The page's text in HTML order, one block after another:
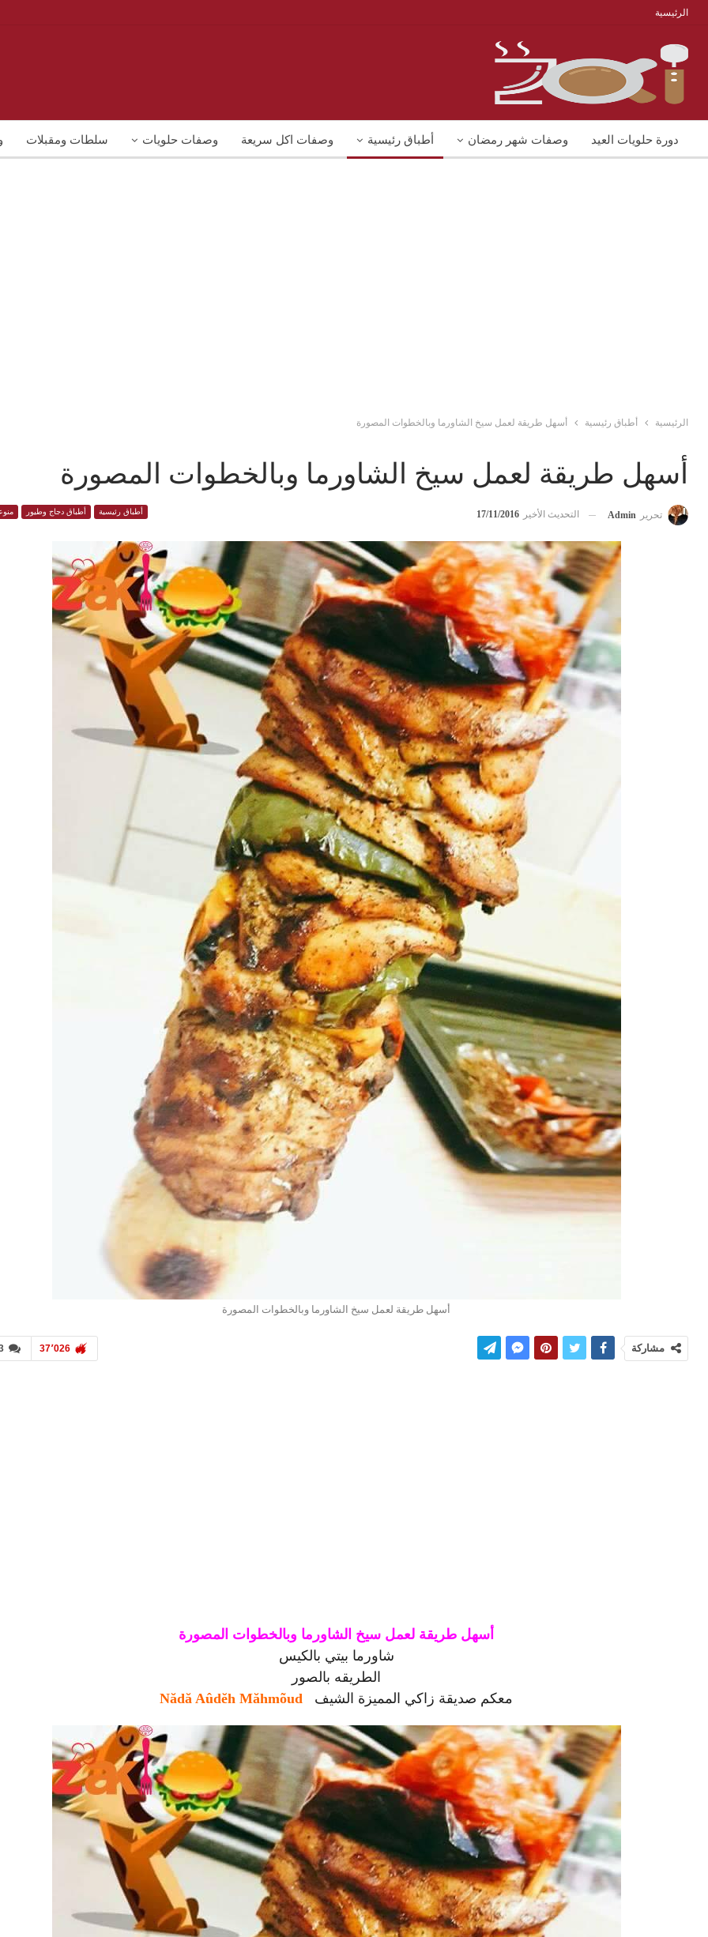
الرئيسية
دورة حلويات العيد وصفات شهر رمضان أطباق رئيسية وصفات اكل سريعة وصفات حلويات سلطات ومقبلات
الرئيسية أطباق رئيسية أسهل طريقة لعمل سيخ الشاورما وبالخطوات المصورة
أسهل طريقة لعمل سيخ الشاورما وبالخطوات المصورة
أطباق رئيسية أطباق دجاج وطيور تحرير Admin التحديث الأخير 17/11/2016
أسهل طريقة لعمل سيخ الشاورما وبالخطوات المصورة
37٬026 مشاركة
أسهل طريقة لعمل سيخ الشاورما وبالخطوات المصورة
شاورما بيتي بالكيس
الطريقه بالصور
معكم صديقة زاكي المميزة الشيف Nădă Aûdĕh Măhmõud